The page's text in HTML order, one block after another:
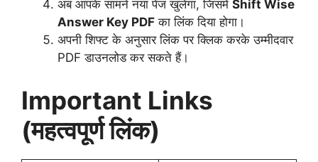
अब आपके सामने नया पेज खुलेगा, जिसमें Shift Wise
Answer Key PDF का लिंक दिया होगा।
अपनी शिफ्ट के अनुसार लिंक पर क्लिक करके उम्मीदवार
PDF डाउनलोड कर सकते हैं।
Important Links
(महत्वपूर्ण लिंक)